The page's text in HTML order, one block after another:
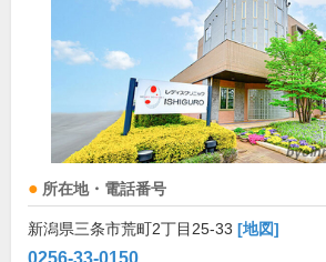
所在地・電話番号
新潟県三条市荒町2丁目25-33 [地図]